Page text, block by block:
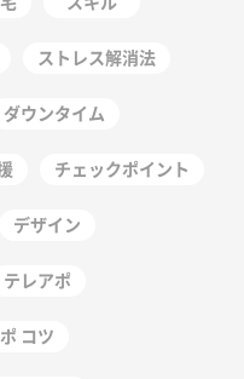
ストレス解消法
ダウンタイム
チェックポイント
デザイン
テレアポ
コツ